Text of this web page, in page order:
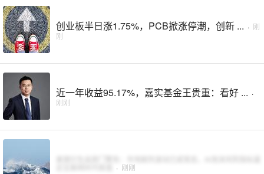
创业板半日涨1.75%，PCB掀涨停潮，创新 ... · 刚
刚
近一年收益95.17%，嘉实基金王贵重：看好 ... ·
刚刚
· 刚刚